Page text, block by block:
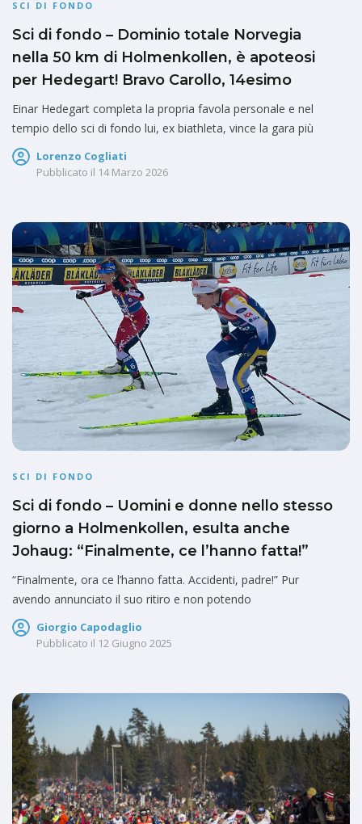
SCI DI FONDO
Sci di fondo – Dominio totale Norvegia
nella 50 km di Holmenkollen, è apoteosi
per Hedegart! Bravo Carollo, 14esimo
Einar Hedegart completa la propria favola personale e nel
tempio dello sci di fondo lui, ex biathleta, vince la gara più
Lorenzo Cogliati
Pubblicato il 14 Marzo 2026
SCI DI FONDO
Sci di fondo – Uomini e donne nello stesso
giorno a Holmenkollen, esulta anche
Johaug: “Finalmente, ce l’hanno fatta!”
“Finalmente, ora ce l’hanno fatta. Accidenti, padre!” Pur
avendo annunciato il suo ritiro e non potendo
Giorgio Capodaglio
Pubblicato il 12 Giugno 2025